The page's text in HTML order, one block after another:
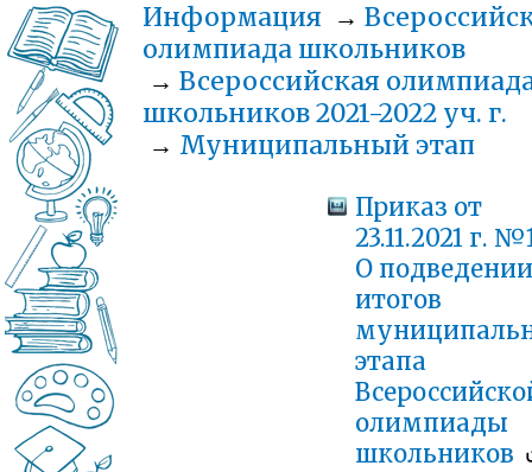
Информация →
олимпиада школьников
→ Всероссийская
школьников 2021-2022 уч. г.
→ Муниципальный этап
Приказ от
23.11.2021 г.
О подведении
итогов
этапа
олимпиады
школьников